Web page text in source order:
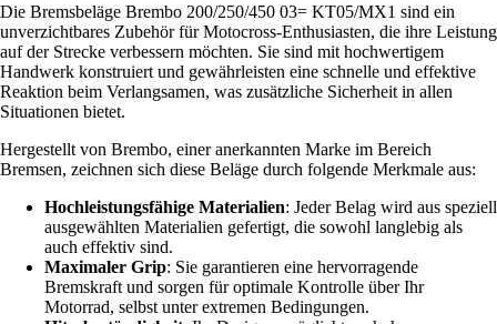
Die Bremsbeläge Brembo 200/250/450 03= KT05/MX1 sind ein
unverzichtbares Zubehör für Motocross-Enthusiasten, die ihre Leistung
auf der Strecke verbessern möchten. Sie sind mit hochwertigem
Handwerk konstruiert und gewährleisten eine schnelle und effektive
Reaktion beim Verlangsamen, was zusätzliche Sicherheit in allen
Situationen bietet.
Hergestellt von Brembo, einer anerkannten Marke im Bereich
Bremsen, zeichnen sich diese Beläge durch folgende Merkmale aus:
Hochleistungsfähige Materialien: Jeder Belag wird aus speziell
ausgewählten Materialien gefertigt, die sowohl langlebig als
auch effektiv sind.
Maximaler Grip: Sie garantieren eine hervorragende
Bremskraft und sorgen für optimale Kontrolle über Ihr
Motorrad, selbst unter extremen Bedingungen.